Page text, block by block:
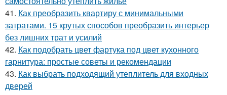
41. Как преобразить квартиру с минимальными
затратами. 15 крутых способов преобразить интерьер
без лишних трат и усилий
42. Как подобрать цвет фартука под цвет кухонного
гарнитура: простые советы и рекомендации
43. Как выбрать подходящий утеплитель для входных
дверей